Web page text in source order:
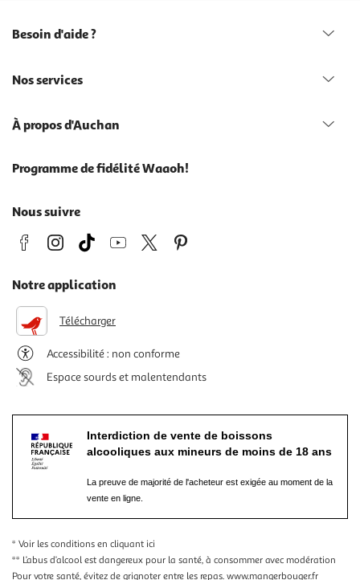
Besoin d'aide ?
Nos services
À propos d'Auchan
Programme de fidélité Waaoh!
Nous suivre
Notre application
Télécharger
Accessibilité : non conforme
Espace sourds et malentendants
Interdiction de vente de boissons
alcooliques aux mineurs de moins de 18 ans
La preuve de majorité de l'acheteur est exigée au moment de la
vente en ligne.
* Voir les conditions en cliquant ici
** L’abus d’alcool est dangereux pour la santé, à consommer avec modération
Pour votre santé, évitez de grignoter entre les repas. www.mangerbouger.fr